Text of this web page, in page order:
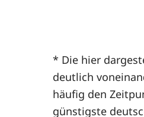
* Die hier
deutlich
häufig den
günstigste